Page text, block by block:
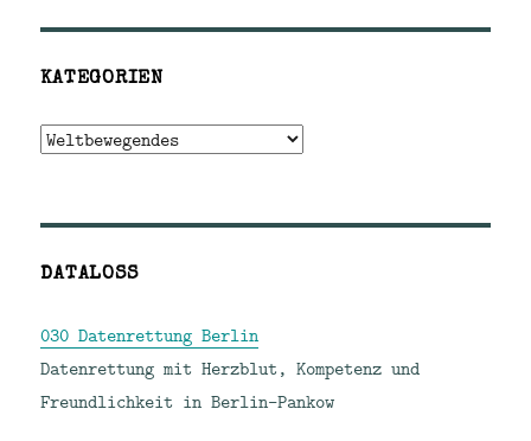
KATEGORIEN
Kategorien
DATALOSS
030 Datenrettung Berlin
Datenrettung mit Herzblut, Kompetenz und
Freundlichkeit in Berlin-Pankow